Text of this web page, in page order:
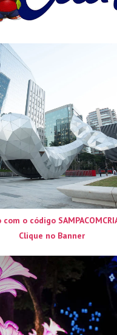
o código
Clique no Banner